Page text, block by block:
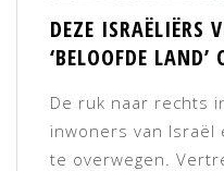
DEZE ISRAËLIËRS
‘BELOOFDE LAND’
De ruk naar rechts
inwoners van Israël
te overwegen.